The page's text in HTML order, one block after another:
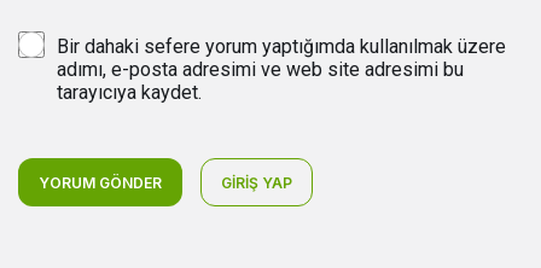
Bir dahaki sefere yorum yaptığımda kullanılmak üzere
adımı, e-posta adresimi ve web site adresimi bu
tarayıcıya kaydet.
YORUM GÖNDER GIRIŞ YAP